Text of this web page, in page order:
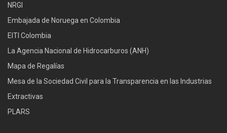
NRGI
Embajada de Noruega en Colombia
EITI Colombia
La Agencia Nacional de Hidrocarburos (ANH)
Mapa de Regalías
Mesa de la Sociedad Civil para la Transparencia en las Industrias
Extractivas
PLARS